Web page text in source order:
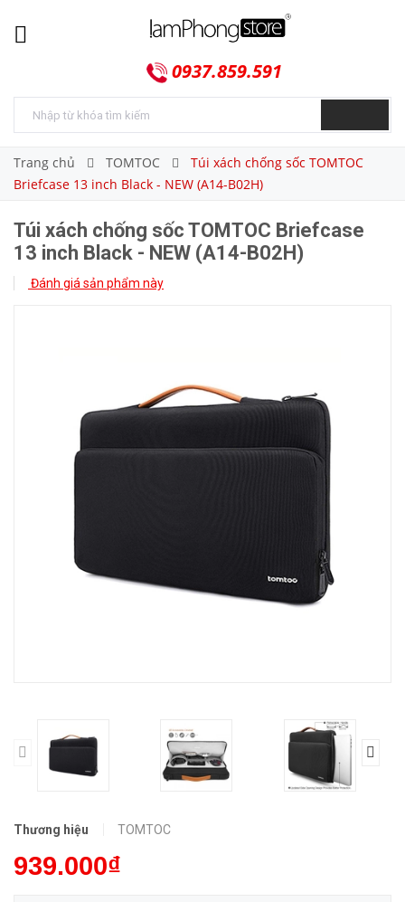
0937.859.591
Trang chủ TOMTOC
Túi xách chống sốc TOMTOC
Briefcase 13 inch Black - NEW (A14-B02H)
Túi xách chống sốc TOMTOC Briefcase
13 inch Black - NEW (A14-B02H)
Đánh giá sản phẩm này
Thương hiệu TOMTOC
939.000₫